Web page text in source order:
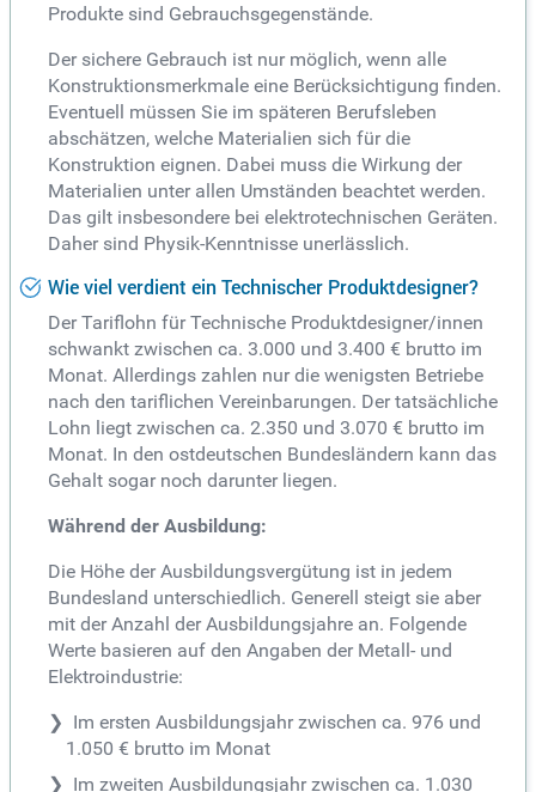
Produkte sind Gebrauchsgegenstände.
Der sichere Gebrauch ist nur möglich, wenn alle
Konstruktionsmerkmale eine Berücksichtigung finden.
Eventuell müssen Sie im späteren Berufsleben
abschätzen, welche Materialien sich für die
Konstruktion eignen. Dabei muss die Wirkung der
Materialien unter allen Umständen beachtet werden.
Das gilt insbesondere bei elektrotechnischen Geräten.
Daher sind Physik-Kenntnisse unerlässlich.
Wie viel verdient ein Technischer Produktdesigner?
Der Tariflohn für Technische Produktdesigner/innen
schwankt zwischen ca. 3.000 und 3.400 € brutto im
Monat. Allerdings zahlen nur die wenigsten Betriebe
nach den tariflichen Vereinbarungen. Der tatsächliche
Lohn liegt zwischen ca. 2.350 und 3.070 € brutto im
Monat. In den ostdeutschen Bundesländern kann das
Gehalt sogar noch darunter liegen.
Während der Ausbildung:
Die Höhe der Ausbildungsvergütung ist in jedem
Bundesland unterschiedlich. Generell steigt sie aber
mit der Anzahl der Ausbildungsjahre an. Folgende
Werte basieren auf den Angaben der Metall- und
Elektroindustrie:
Im ersten Ausbildungsjahr zwischen ca. 976 und
1.050 € brutto im Monat
Im zweiten Ausbildungsjahr zwischen ca. 1.030